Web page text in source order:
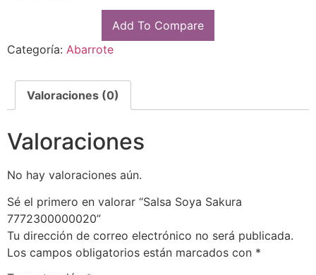
Add To Compare
Categoría: Abarrote
Valoraciones (0)
Valoraciones
No hay valoraciones aún.
Sé el primero en valorar “Salsa Soya Sakura
7772300000020”
Tu dirección de correo electrónico no será publicada.
Los campos obligatorios están marcados con *